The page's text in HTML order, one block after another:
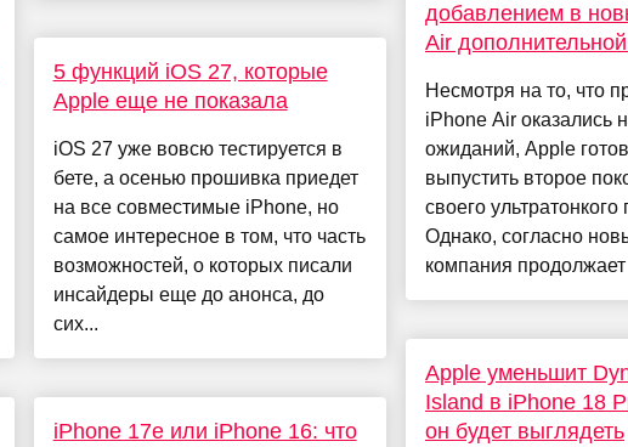
5 функций iOS 27, которые
Apple еще не показала
iOS 27 уже вовсю тестируется в
бете, а осенью прошивка приедет
на все совместимые iPhone, но
самое интересное в том, что часть
возможностей, о которых писали
инсайдеры еще до анонса, до
сих...
iPhone 17e или iPhone 16: что
добавлением в
Air
Несмотря на то, что
iPhone Air оказались
ожиданий, Apple
выпустить второе
своего ультратонкого
Однако, согласно
компания продолжает
Apple уменьшит
Island в iPhone 18
он будет выглядеть